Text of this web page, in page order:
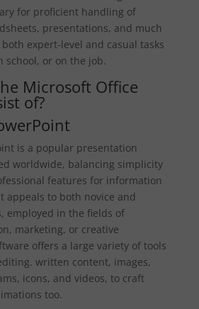
for proficient handling of
presentations, and much
expert-level and casual tasks
school, or on the job.
Microsoft Office
of?
is a popular presentation
worldwide, balancing simplicity
features for information
appeals to both novice and
employed in the fields of
marketing, or creative
offers a large variety of tools
written content, images,
icons, and videos, to craft
too.